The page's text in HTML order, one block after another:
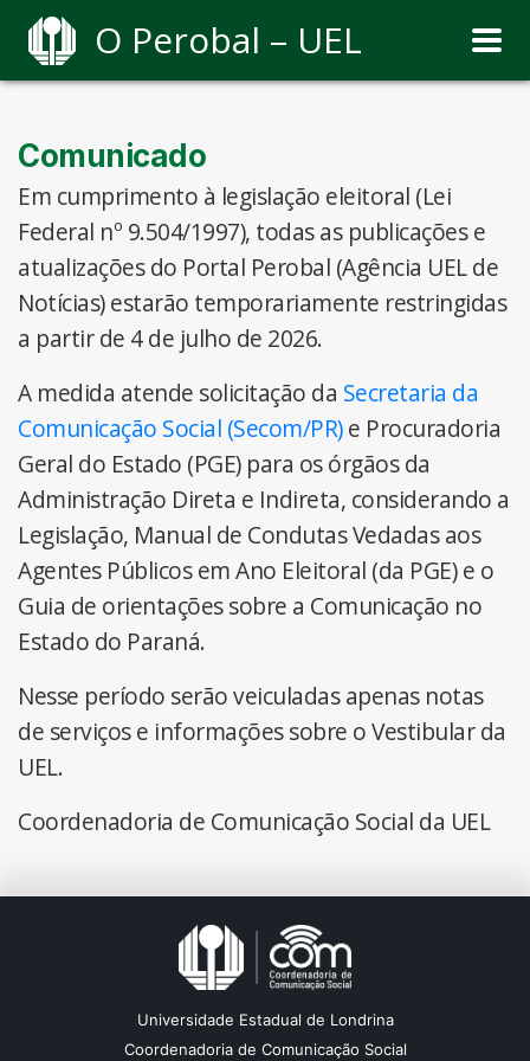
O Perobal – UEL
Comunicado
Em cumprimento à legislação eleitoral (Lei
Federal nº 9.504/1997), todas as publicações e
atualizações do Portal Perobal (Agência UEL de
Notícias) estarão temporariamente restringidas
a partir de 4 de julho de 2026.
A medida atende solicitação da Secretaria da
Comunicação Social (Secom/PR)e Procuradoria
Geral do Estado (PGE) para os órgãos da
Administração Direta e Indireta, considerando a
Legislação, Manual de Condutas Vedadas aos
Agentes Públicos em Ano Eleitoral (da PGE) e o
Guia de orientações sobre a Comunicação no
Estado do Paraná.
Nesse período serão veiculadas apenas notas
de serviços e informações sobre o Vestibular da
UEL.
Coordenadoria de Comunicação Social da UEL
Universidade Estadual de Londrina
Coordenadoria de Comunicação Social